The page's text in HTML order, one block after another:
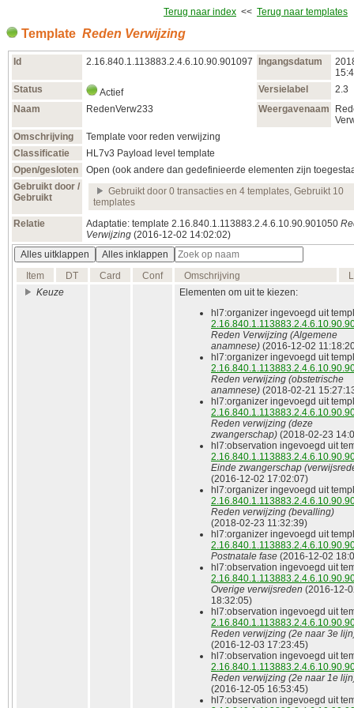
Terug naar index << Terug naar templates
Template Reden Verwijzing
Id 2.16.840.1.113883.2.4.6.10.90.901097 Ingangsdatum
Status
Actief Versielabel
2.3
Naam
RedenVerw233 Weergavenaam
Omschrijving
Template voor reden verwijzing
Classificatie
HL7v3 Payload level template
Open/gesloten
Open (ook andere dan gedefinieerde elementen zijn
Gebruikt door /
Gebruikt
Gebruikt door 0 transacties en 4 templates, Gebruikt 10
templates
Relatie
Adaptatie: template 2.16.840.1.113883.2.4.6.10.90.901050
Verwijzing (2016‑12‑02 14:02:02)
Alles uitklappen
Alles inklappen
Item
DT Card Conf Omschrijving
Keuze
Elementen om uit te kiezen:
hl7:organizer ingevoegd uit
Reden Verwijzing (Algemene
anamnese) (2016‑12‑02
hl7:organizer ingevoegd uit
Reden verwijzing (obstetrische
anamnese) (2018‑02‑21
hl7:organizer ingevoegd uit
Reden verwijzing (deze
zwangerschap) (2018‑02‑23
hl7:observation ingevoegd uit
Einde zwangerschap
(2016‑12‑02 17:02:07)
hl7:organizer ingevoegd uit
Reden verwijzing (bevalling)
(2018‑02‑23 11:32:39)
hl7:organizer ingevoegd uit
Postnatale fase (2016‑12‑02
hl7:observation ingevoegd uit
Overige verwijsreden
18:32:05)
hl7:observation ingevoegd uit
Reden verwijzing (2e naar 3e
(2016‑12‑03 17:23:45)
hl7:observation ingevoegd uit
Reden verwijzing (2e naar 1e
(2016‑12‑05 16:53:45)
hl7:observation ingevoegd uit